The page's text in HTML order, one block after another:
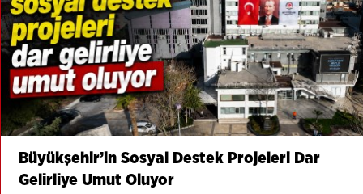
Büyükşehir’in Sosyal Destek Projeleri Dar
Gelirliye Umut Oluyor